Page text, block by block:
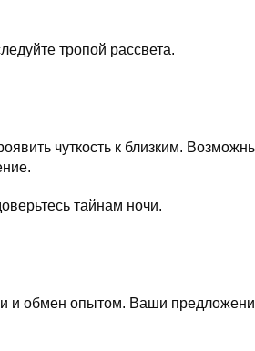
тропой рассвета.
чуткость к близким.
тайнам ночи.
и обмен опытом. Ваши